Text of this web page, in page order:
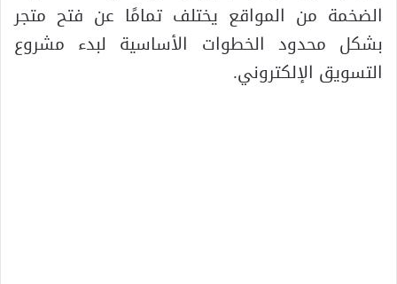
الضخمة من المواقع يختلف تمامًا عن فتح متجر
بشكل محدود الخطوات الأساسية لبدء مشروع
التسويق الإلكتروني.